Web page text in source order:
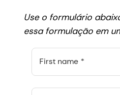
Use o formulário
essa formulação em
First name